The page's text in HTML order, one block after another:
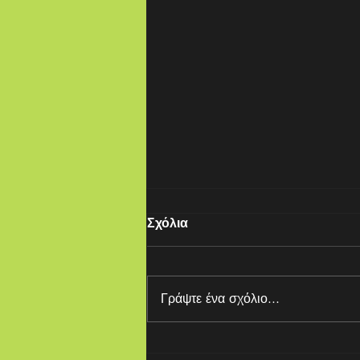
Σχόλια
Γράψτε ένα σχόλιο...